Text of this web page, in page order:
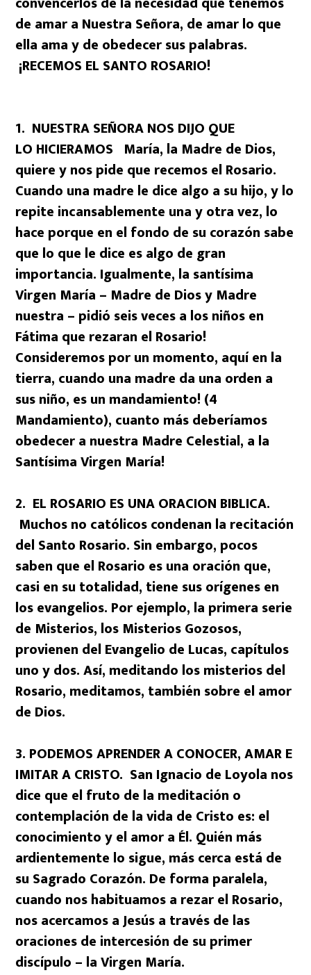
de amar a Nuestra Señora, de amar lo que
ella ama y de obedecer sus palabras.
¡RECEMOS EL SANTO ROSARIO!
1. NUESTRA SEÑORA NOS DIJO QUE
LO HICIERAMOS María, la Madre de Dios,
quiere y nos pide que recemos el Rosario.
Cuando una madre le dice algo a su hijo, y lo
repite incansablemente una y otra vez, lo
hace porque en el fondo de su corazón sabe
que lo que le dice es algo de gran
importancia. Igualmente, la santísima
Virgen María – Madre de Dios y Madre
nuestra – pidió seis veces a los niños en
Fátima que rezaran el Rosario!
Consideremos por un momento, aquí en la
tierra, cuando una madre da una orden a
sus niño, es un mandamiento! (4º
Mandamiento), cuanto más deberíamos
obedecer a nuestra Madre Celestial, a la
Santísima Virgen María!
2. EL ROSARIO ES UNA ORACION BIBLICA.
Muchos no católicos condenan la recitación
del Santo Rosario. Sin embargo, pocos
saben que el Rosario es una oración que,
casi en su totalidad, tiene sus orígenes en
los evangelios. Por ejemplo, la primera serie
de Misterios, los Misterios Gozosos,
provienen del Evangelio de Lucas, capítulos
uno y dos. Así, meditando los misterios del
Rosario, meditamos, también sobre el amor
de Dios.
3. PODEMOS APRENDER A CONOCER, AMAR E
IMITAR A CRISTO. San Ignacio de Loyola nos
dice que el fruto de la meditación o
contemplación de la vida de Cristo es: el
conocimiento y el amor a Él. Quién más
ardientemente lo sigue, más cerca está de
su Sagrado Corazón. De forma paralela,
cuando nos habituamos a rezar el Rosario,
nos acercamos a Jesús a través de las
oraciones de intercesión de su primer
discípulo – la Virgen María.